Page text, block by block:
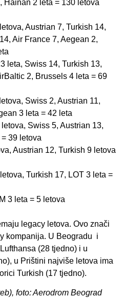
Hainan 2 leta = 130 letova
Austrian 7, Turkish 14,
Air France 7, Aegean 2,
leta, Swiss 14, Turkish 13,
2, Brussels 4 leta = 69
Swiss 2, Austrian 11,
3 leta = 42 leta
Swiss 5, Austrian 13,
39 letova
Austrian 12, Turkish 9 letova
Turkish 17, LOT 3 leta =
3 leta = 5 letova
legacy letova. Ovo znači
kompanija. U Beogradu i
(28 tjedno) i u
u Prištini najviše letova ima
Turkish (17 tjedno).
foto: Aerodrom Beograd